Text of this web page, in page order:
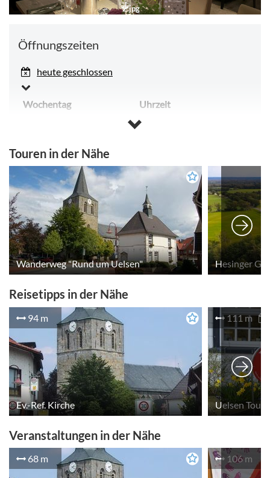
2.jpg
Öffnungszeiten
heute geschlossen
Wochentag Uhrzeit
geschlossen
Dienstag
Mittwoch geschlossen
Donnerstag geschlossen
Freitag geschlossen
Samstag geschlossen
Sonntag geschlossen
Montag & Dienstag: Geschlossen
Mittwoch: 17:00 Uhr – 22:00 Uhr
Donnerstag: 17:00 Uhr – 22:00 Uhr
Freitag: 17:00 Uhr – 22:00 Uhr
Samstag: 17:00 Uhr – 22:00 Uhr
Sonntag: 11:00 Uhr – 22:00 Uhr
Touren in der Nähe
Wanderweg "Rund um Uelsen" Hesinger
Reisetipps in der Nähe
94 m
Ev.-Ref. Kirche
111 m
Uelsen
Veranstaltungen in der Nähe
68 m 106 m